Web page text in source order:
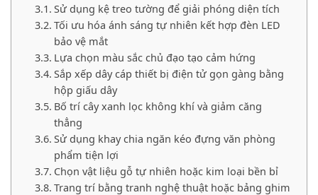
Sử dụng kệ treo tường để giải phóng diện tích
Tối ưu hóa ánh sáng tự nhiên kết hợp đèn LED
bảo vệ mắt
Lựa chọn màu sắc chủ đạo tạo cảm hứng
Sắp xếp dây cáp thiết bị điện tử gọn gàng bằng
hộp giấu dây
Bố trí cây xanh lọc không khí và giảm căng
thẳng
Sử dụng khay chia ngăn kéo đựng văn phòng
phẩm tiện lợi
Chọn vật liệu gỗ tự nhiên hoặc kim loại bền bỉ
Trang trí bằng tranh nghệ thuật hoặc bảng ghim